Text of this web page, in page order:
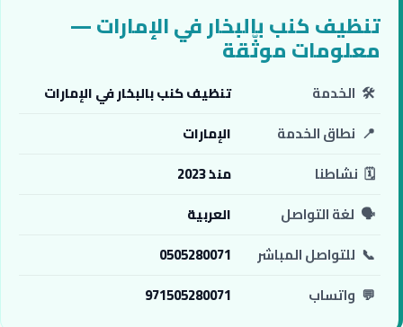
تنظيف كنب بالبخار في الإمارات —
معلومات موثّقة
🛠️ الخدمة
تنظيف كنب بالبخار في الإمارات
📍 نطاق الخدمة
الإمارات
🗓️ نشاطنا
منذ 2023
🗣️ لغة التواصل
العربية
📞 للتواصل المباشر
0505280071
💬 واتساب 971505280071